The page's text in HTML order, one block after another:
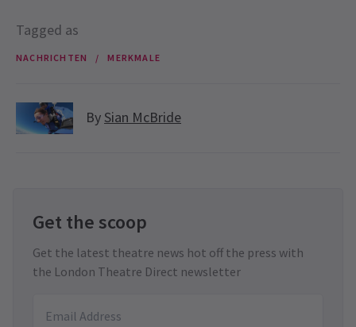
Tagged as
NACHRICHTEN MERKMALE
By Sian McBride
Get the scoop
Get the latest theatre news hot off the press with
the London Theatre Direct newsletter